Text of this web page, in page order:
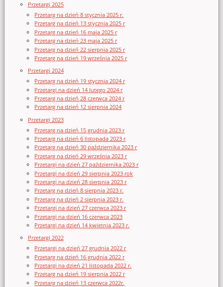
Przetargi 2025
Przetarg na dzień 8 stycznia 2025 r.
Przetarg na dzień 13 stycznia 2025 r
Przetarg na dzień 16 maja 2025 r
Przetarg na dzień 23 maja 2025 r
Przetarg na dzień 22 sierpnia 2025 r
Przetarg na dzień 19 września 2025 r
Przetargi 2024
Przetarg na dzień 19 stycznia 2024 r
Przetargi na dzień 14 lutego 2024 r
Przetarg na dzień 28 czerwca 2024 r
Przetarg na dzień 12 sierpnia 2024
Przetargi 2023
Przetarg na dzień 15 grudnia 2023 r
Przetarg na dzień 6 listopada 2023 r
Przetarg na dzień 30 października 2023 r
Przetarg na dzień 29 września 2023 r
Przetargi na dzień 27 października 2023 r
Przetargi na dzień 29 sierpnia 2023 rok
Przetargi na dzień 28 sierpnia 2023 r
Przetarg na dzień 8 sierpnia 2023 r.
Przetarg na dzień 2 sierpnia 2023 r.
Przetargi na dzień 27 czerwca 2023 r
Przetargi na dzień 16 czerwca 2023
Przetargi na dzień 14 kwietnia 2023 r.
Przetargi 2022
Przetargi na dzień 27 grudnia 2022 r
Przetarg na dzień 16 grudnia 2022 r
Przetargi na dzień 21 listopada 2022 r.
Przetarg na dzień 19 sierpnia 2022 r
Przetarg na dzień 13 czerwca 2022r.